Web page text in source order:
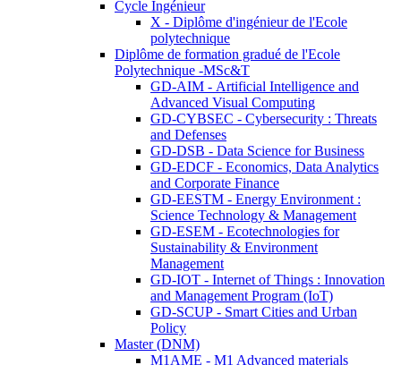
Cycle Ingénieur
X - Diplôme d'ingénieur de l'Ecole
polytechnique
Diplôme de formation gradué de l'Ecole
Polytechnique -MSc&T
GD-AIM - Artificial Intelligence and
Advanced Visual Computing
GD-CYBSEC - Cybersecurity : Threats
and Defenses
GD-DSB - Data Science for Business
GD-EDCF - Economics, Data Analytics
and Corporate Finance
GD-EESTM - Energy Environment :
Science Technology & Management
GD-ESEM - Ecotechnologies for
Sustainability & Environment
Management
GD-IOT - Internet of Things : Innovation
and Management Program (IoT)
GD-SCUP - Smart Cities and Urban
Policy
Master (DNM)
M1AME - M1 Advanced materials